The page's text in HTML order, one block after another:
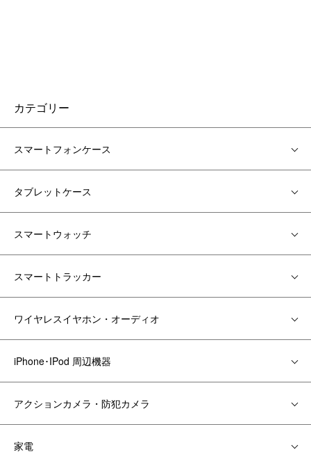
カテゴリー
スマートフォンケース
タブレットケース
スマートウォッチ
スマートトラッカー
ワイヤレスイヤホン・オーディオ
iPhone･IPod 周辺機器
アクションカメラ・防犯カメラ
家電